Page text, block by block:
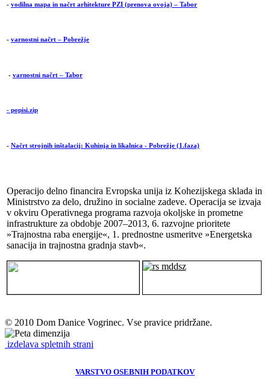
- vodilna mapa in načrt arhitekture PZI (prenova ovoja) – Tabor
- varnostni načrt – Pobrežje
- varnostni načrt – Tabor
- popisi.zip
- Načrt strojnih inštalacij: Kuhinja in likalnica - Pobrežje (1.faza)
Operacijo delno financira Evropska unija iz Kohezijskega sklada in
Ministrstvo za delo, družino in socialne zadeve. Operacija se izvaja
v okviru Operativnega programa razvoja okoljske in prometne
infrastrukture za obdobje 2007–2013, 6. razvojne prioritete
»Trajnostna raba energije«, 1. prednostne usmeritve »Energetska
sanacija in trajnostna gradnja stavb«.
© 2010 Dom Danice Vogrinec. Vse pravice pridržane.
izdelava spletnih strani
VARSTVO OSEBNIH PODATKOV